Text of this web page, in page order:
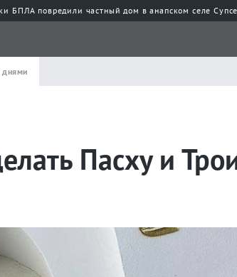
БПЛА повредили частный дом в анапском селе
днями
Пасху и